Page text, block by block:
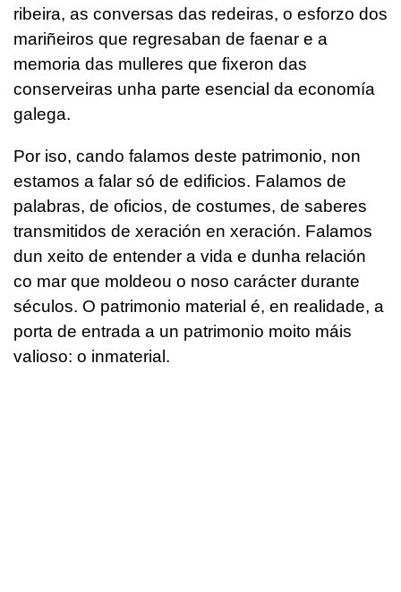
ribeira, as conversas das redeiras, o esforzo dos
mariñeiros que regresaban de faenar e a
memoria das mulleres que fixeron das
conserveiras unha parte esencial da economía
galega.
Por iso, cando falamos deste patrimonio, non
estamos a falar só de edificios. Falamos de
palabras, de oficios, de costumes, de saberes
transmitidos de xeración en xeración. Falamos
dun xeito de entender a vida e dunha relación
co mar que moldeou o noso carácter durante
séculos. O patrimonio material é, en realidade, a
porta de entrada a un patrimonio moito máis
valioso: o inmaterial.